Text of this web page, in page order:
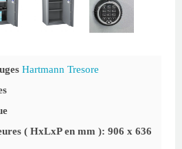
Hartmann Tresore
( HxLxP en mm ): 906 x 636